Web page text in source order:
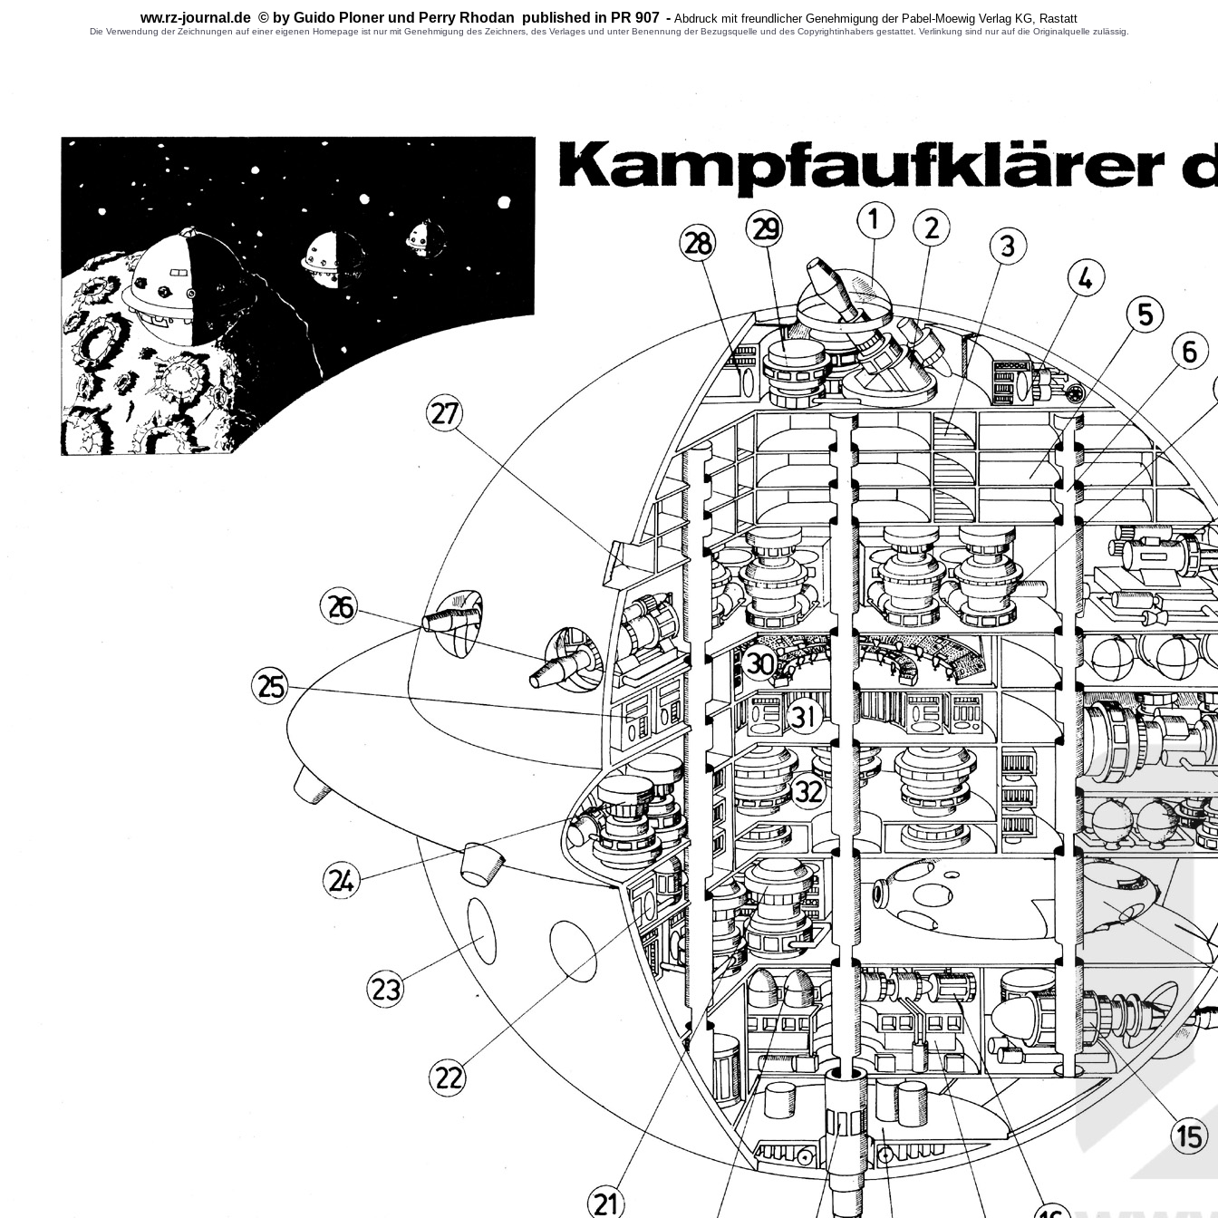
ww.rz-journal.de © by Guido Ploner und Perry Rhodan published in PR 907 - Abdruck mit freundlicher Genehmigung der Pabel-Moewig Verlag KG, Rastatt
Die Verwendung der Zeichnungen auf einer eigenen Homepage ist nur mit Genehmigung des Zeichners, des Verlages und unter Benennung der Bezugsquelle und des Copyrightinhabers gestattet. Verlinkung sind nur auf die Originalquelle zulässig.